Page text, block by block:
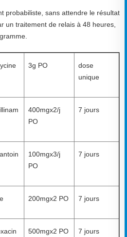
probabiliste, sans attendre le résultat
un traitement de relais à 48 heures,
3g PO
dose
unique
400mgx2/j
PO
7 jours
100mgx3/j
PO
7 jours
200mgx2 PO 7 jours
500mgx2 PO 7 jours